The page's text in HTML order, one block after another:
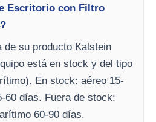
Escritorio con Filtro
de su producto Kalstein
está en stock y del tipo
En stock: aéreo 15-
60 días. Fuera de stock:
60-90 días.